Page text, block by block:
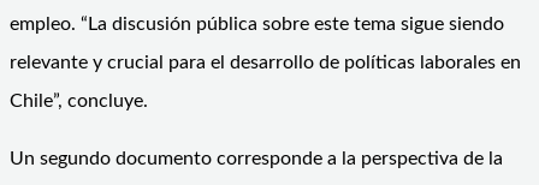
empleo. “La discusión pública sobre este tema sigue siendo
relevante y crucial para el desarrollo de políticas laborales en
Chile”, concluye.
Un segundo documento corresponde a la perspectiva de la